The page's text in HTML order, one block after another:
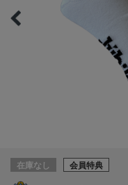
在庫なし 会員特典